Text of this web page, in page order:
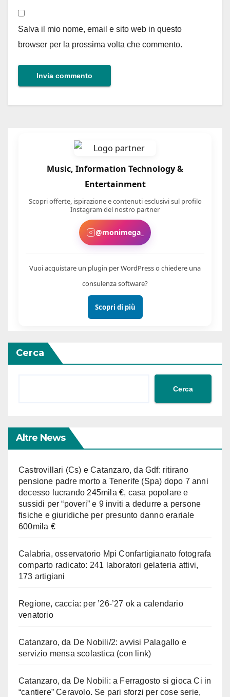
Salva il mio nome, email e sito web in questo
browser per la prossima volta che commento.
Cerca
Cerca
Altre News
Castrovillari (Cs) e Catanzaro, da Gdf: ritirano
pensione padre morto a Tenerife (Spa) dopo 7 anni
decesso lucrando 245mila €, casa popolare e
sussidi per “poveri” e 9 inviti a dedurre a persone
fisiche e giuridiche per presunto danno erariale
600mila €
Calabria, osservatorio Mpi Confartigianato fotografa
comparto radicato: 241 laboratori gelateria attivi,
173 artigiani
Regione, caccia: per ’26-’27 ok a calendario
venatorio
Catanzaro, da De Nobili/2: avvisi Palagallo e
servizio mensa scolastica (con link)
Catanzaro, da De Nobili: a Ferragosto si gioca Ci in
“cantiere” Ceravolo. Se pari sforzi per cose serie,
Music, Information Technology &
Entertainment
Scopri offerte, ispirazione e contenuti esclusivi sul profilo
Instagram del nostro partner
@monimega_
Vuoi acquistare un plugin per WordPress o chiedere una
consulenza software?
Scopri di più